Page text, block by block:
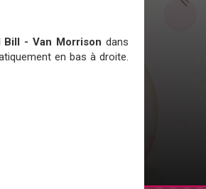
Bill - Van Morrisondans
en bas à droite.